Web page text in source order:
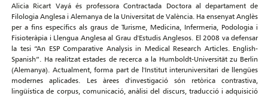
Alicia Ricart Vayá és professora Contractada Doctora al departament de
Filologia Anglesa i Alemanya de la Universitat de València. Ha ensenyat Anglès
per a fins específics als graus de Turisme, Medicina, Infermeria, Podologia i
Fisioteràpia i Llengua Anglesa al Grau d'Estudis Anglesos. El 2008 va defensar
la tesi “An ESP Comparative Analysis in Medical Research Articles. English-
Spanish”. Ha realitzat estades de recerca a la Humboldt-Universität zu Berlin
(Alemanya). Actualment, forma part de l'Institut interuniversitari de llengües
modernes aplicades. Les àrees d'investigació són retòrica contrastiva,
lingüística de corpus, comunicació, anàlisi del discurs, traducció i adquisició